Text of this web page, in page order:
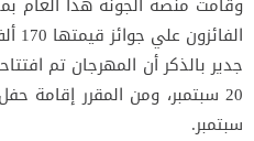
الفائزون علي جوائز قيمتها 170 ألف دولار أمريكي.
جدير بالذكر أن المهرجان تم
سبتمبر.